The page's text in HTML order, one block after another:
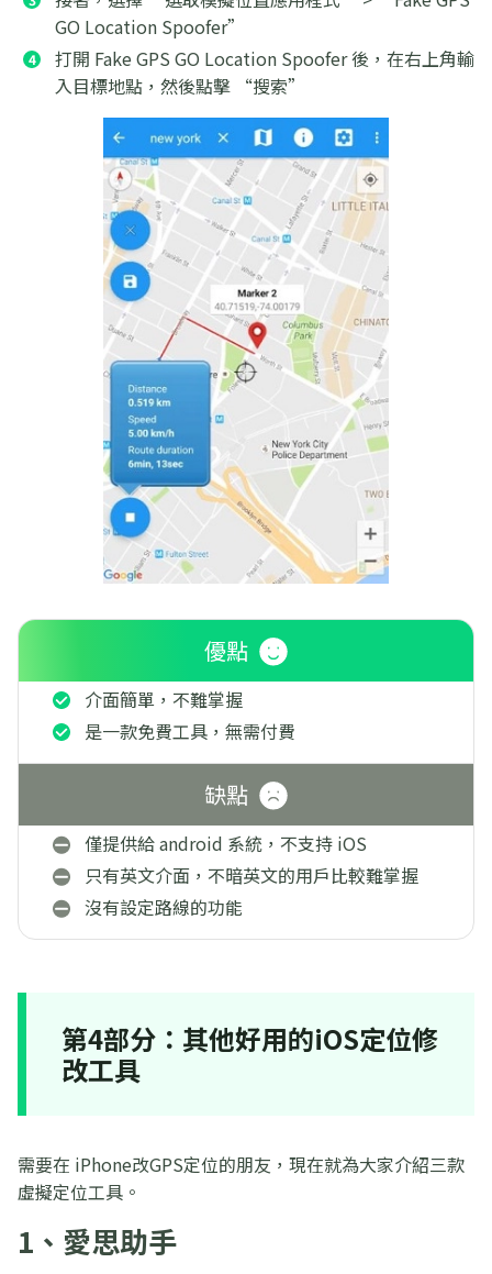
GO Location Spoofer”
打開 Fake GPS GO Location Spoofer 後，在右上角輸
入目標地點，然後點擊 “搜索”
優點
介面簡單，不難掌握
是一款免費工具，無需付費
缺點
僅提供給 android 系統，不支持 iOS
只有英文介面，不暗英文的用戶比較難掌握
沒有設定路線的功能
第4部分：其他好用的iOS定位修
改工具
需要在 iPhone改GPS定位的朋友，現在就為大家介紹三款
虛擬定位工具。
1、愛思助手